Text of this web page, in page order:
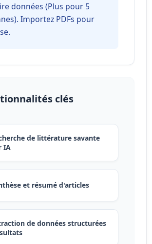
données (Plus pour 5
Importez PDFs pour
clés
de littérature savante
IA
et résumé d'articles
de données structurées